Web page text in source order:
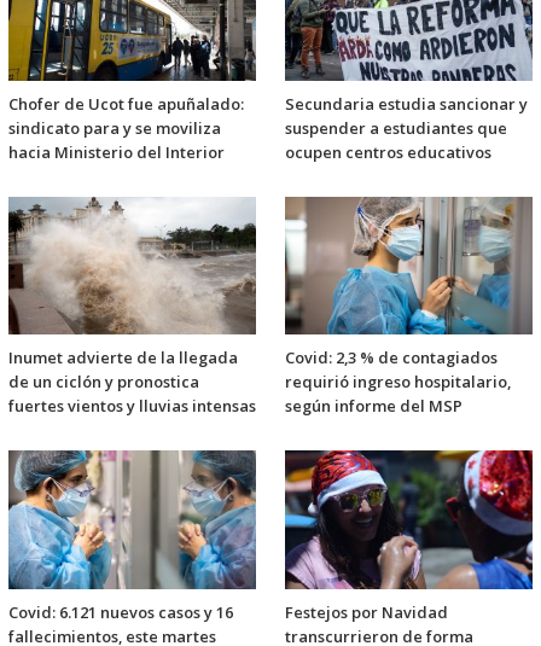
Chofer de Ucot fue apuñalado:
sindicato para y se moviliza
hacia Ministerio del Interior
Secundaria estudia sancionar y
suspender a estudiantes que
ocupen centros educativos
Inumet advierte de la llegada
de un ciclón y pronostica
fuertes vientos y lluvias intensas
Covid: 2,3 % de contagiados
requirió ingreso hospitalario,
según informe del MSP
Covid: 6.121 nuevos casos y 16
fallecimientos, este martes
Festejos por Navidad
transcurrieron de forma